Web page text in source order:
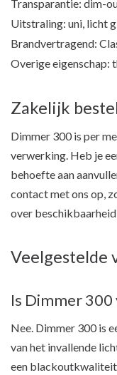
Transparantie: dim-
Uitstraling: uni, licht
Brandvertragend:
Overige eigenschap:
Zakelijk
Dimmer 300 is per
verwerking. Heb je
behoefte aan
contact met ons op,
over
Veelgestelde
Is Dimmer
Nee. Dimmer 300 is
van het invallende
een blackoutkwaliteit